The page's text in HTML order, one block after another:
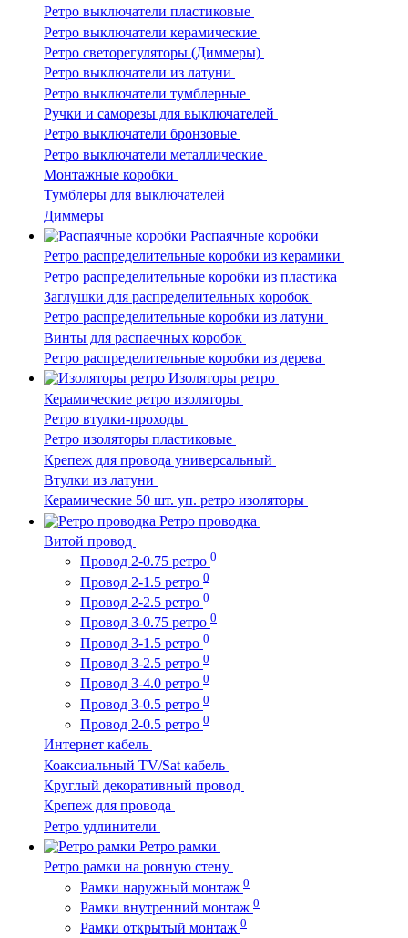
Ретро выключатели пластиковые
Ретро выключатели керамические
Ретро светорегуляторы (Диммеры)
Ретро выключатели из латуни
Ретро выключатели тумблерные
Ручки и саморезы для выключателей
Ретро выключатели бронзовые
Ретро выключатели металлические
Монтажные коробки
Тумблеры для выключателей
Диммеры
Распаячные коробки
Ретро распределительные коробки из керамики
Ретро распределительные коробки из пластика
Заглушки для распределительных коробок
Ретро распределительные коробки из латуни
Винты для распаечных коробок
Ретро распределительные коробки из дерева
Изоляторы ретро
Керамические ретро изоляторы
Ретро втулки-проходы
Ретро изоляторы пластиковые
Крепеж для провода универсальный
Втулки из латуни
Керамические 50 шт. уп. ретро изоляторы
Ретро проводка
Витой провод
Провод 2-0.75 ретро 0
Провод 2-1.5 ретро 0
Провод 2-2.5 ретро 0
Провод 3-0.75 ретро 0
Провод 3-1.5 ретро 0
Провод 3-2.5 ретро 0
Провод 3-4.0 ретро 0
Провод 3-0.5 ретро 0
Провод 2-0.5 ретро 0
Интернет кабель
Коаксиальный TV/Sat кабель
Круглый декоративный провод
Крепеж для провода
Ретро удлинители
Ретро рамки
Ретро рамки на ровную стену
Рамки наружный монтаж 0
Рамки внутренний монтаж 0
Рамки открытый монтаж 0